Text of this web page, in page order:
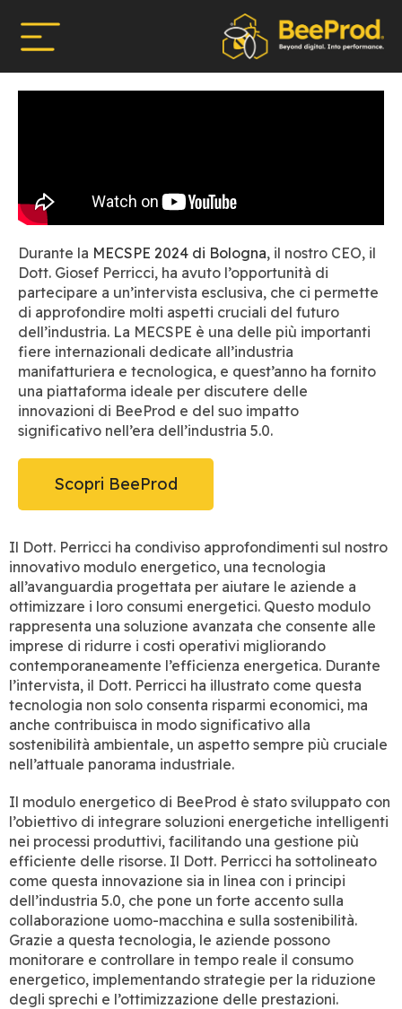
Durante la MECSPE 2024 di Bologna, il nostro CEO, il
Dott. Giosef Perricci, ha avuto l’opportunità di
partecipare a un’intervista esclusiva, che ci permette
di approfondire molti aspetti cruciali del futuro
dell’industria. La MECSPE è una delle più importanti
fiere internazionali dedicate all’industria
manifatturiera e tecnologica, e quest’anno ha fornito
una piattaforma ideale per discutere delle
innovazioni di BeeProd e del suo impatto
significativo nell’era dell’industria 5.0.
Scopri BeeProd
Il Dott. Perricci ha condiviso approfondimenti sul nostro
innovativo modulo energetico, una tecnologia
all’avanguardia progettata per aiutare le aziende a
ottimizzare i loro consumi energetici. Questo modulo
rappresenta una soluzione avanzata che consente alle
imprese di ridurre i costi operativi migliorando
contemporaneamente l’efficienza energetica. Durante
l’intervista, il Dott. Perricci ha illustrato come questa
tecnologia non solo consenta risparmi economici, ma
anche contribuisca in modo significativo alla
sostenibilità ambientale, un aspetto sempre più cruciale
nell’attuale panorama industriale.
Il modulo energetico di BeeProd è stato sviluppato con
l’obiettivo di integrare soluzioni energetiche intelligenti
nei processi produttivi, facilitando una gestione più
efficiente delle risorse. Il Dott. Perricci ha sottolineato
come questa innovazione sia in linea con i principi
dell’industria 5.0, che pone un forte accento sulla
collaborazione uomo-macchina e sulla sostenibilità.
Grazie a questa tecnologia, le aziende possono
monitorare e controllare in tempo reale il consumo
energetico, implementando strategie per la riduzione
degli sprechi e l’ottimizzazione delle prestazioni.